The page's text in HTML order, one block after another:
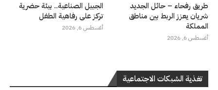
طريق رفحاء – حائل الجديد
شريان يعزز الربط بين مناطق
المملكة
أغسطس 6, 2026
الجبيل الصناعية.. بيئة حضرية
تركز على رفاهية الطفل
أغسطس 6, 2026
تغذية الشبكات الاجتماعية